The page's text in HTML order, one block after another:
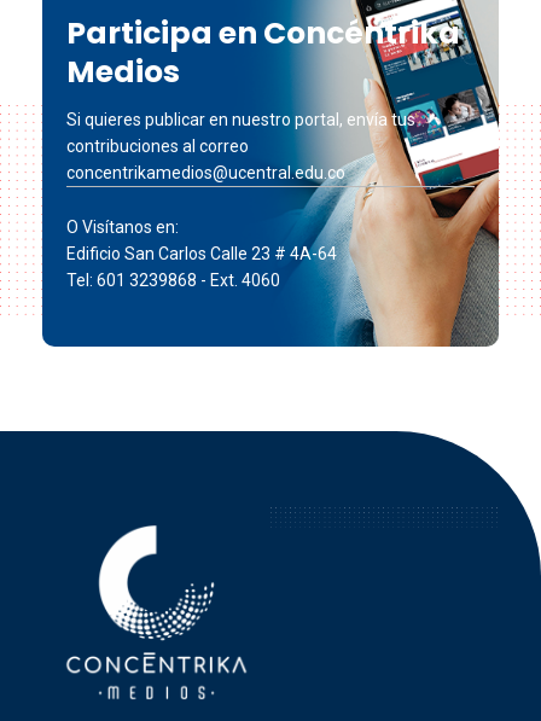
Participa en Concéntrika
Medios
Si quieres publicar en nuestro portal, envía tus
contribuciones al correo
concentrikamedios@ucentral.edu.co
O Visítanos en:
Edificio San Carlos Calle 23 # 4A-64
Tel: 601 3239868 - Ext. 4060